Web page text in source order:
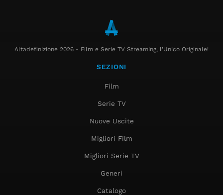
Altadefinizione 2026 - Film e Serie TV Streaming, l'Unico Originale!
SEZIONI
Film
Serie TV
Nuove Uscite
Migliori Film
Migliori Serie TV
Generi
Catalogo